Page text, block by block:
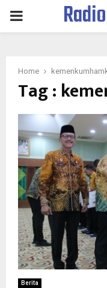
PRIMARY
Home
Tag :
Berita